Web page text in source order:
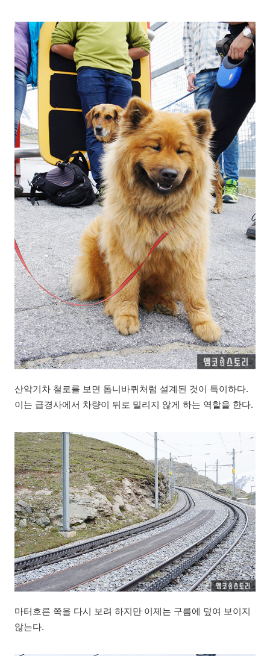
산악기차 철로를 보면 톱니바퀴처럼 설계된 것이 특이하다.
이는 급경사에서 차량이 뒤로 밀리지 않게 하는 역할을 한다.
마터호른 쪽을 다시 보려 하지만 이제는 구름에 덮여 보이지
않는다.